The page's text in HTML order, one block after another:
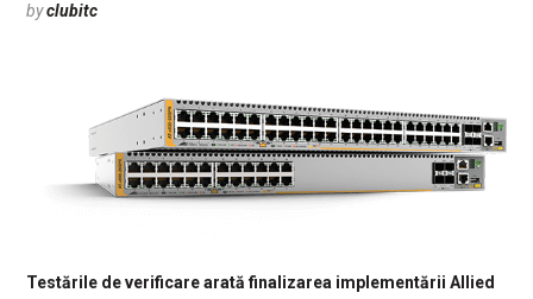
byclubitc
Testările de verificare arată finalizarea implementării Allied